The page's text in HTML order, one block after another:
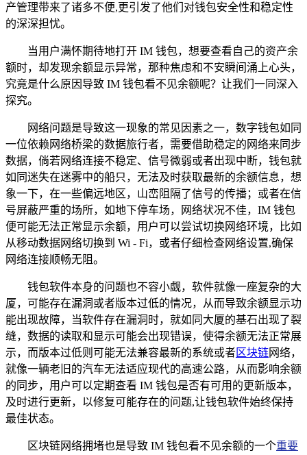
产管理带来了诸多不便,更引发了他们对钱包安全性和稳定性
的深深担忧。
当用户满怀期待地打开 IM 钱包，想要查看自己的资产余
额时，却发现余额显示异常，那种焦虑和不安瞬间涌上心头，
究竟是什么原因导致 IM 钱包看不见余额呢？让我们一同深入
探究。
网络问题是导致这一现象的常见因素之一，数字钱包如同
一位依赖网络桥梁的数据旅行者，需要借助稳定的网络来同步
数据，倘若网络连接不稳定、信号微弱或者出现中断，钱包就
如同迷失在迷雾中的船只，无法及时获取最新的余额信息，想
象一下，在一些偏远地区，山峦阻隔了信号的传播；或者在信
号屏蔽严重的场所，如地下停车场，网络状况不佳，IM 钱包
便可能无法正常显示余额，用户可以尝试切换网络环境，比如
从移动数据网络切换到 Wi - Fi，或者仔细检查网络设置,确保
网络连接顺畅无阻。
钱包软件本身的问题也不容小觑，软件就像一座复杂的大
厦，可能存在漏洞或者版本过低的情况，从而导致余额显示功
能出现故障，当软件存在漏洞时，就如同大厦的基石出现了裂
缝，数据的读取和显示可能会出现错误，使得余额无法正常展
示，而版本过低则可能无法兼容最新的系统或者区块链网络，
就像一辆老旧的汽车无法适应现代的高速公路，从而影响余额
的同步，用户可以定期查看 IM 钱包是否有可用的更新版本，
及时进行更新，以修复可能存在的问题,让钱包软件始终保持
最佳状态。
区块链网络拥堵也是导致 IM 钱包看不见余额的一个重要